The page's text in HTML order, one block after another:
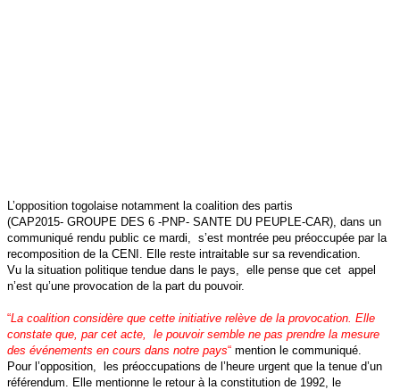
L’opposition togolaise notamment la coalition des partis
(CAP2015- GROUPE DES 6 -PNP- SANTE DU PEUPLE-CAR), dans un
communiqué rendu public ce mardi, s’est montrée peu préoccupée par la
recomposition de la CENI. Elle reste intraitable sur sa revendication.
Vu la situation politique tendue dans le pays, elle pense que cet appel
n’est qu’une provocation de la part du pouvoir.
“La coalition considère que cette initiative relève de la provocation. Elle
constate que, par cet acte, le pouvoir semble ne pas prendre la mesure
des événements en cours dans notre pays“ mention le communiqué.
Pour l’opposition, les préoccupations de l’heure urgent que la tenue d’un
référendum. Elle mentionne le retour à la constitution de 1992, le